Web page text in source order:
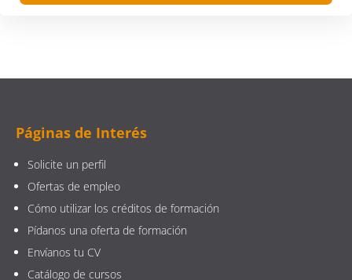
Páginas de Interés
Solicite un perfil
Ofertas de empleo
Cómo utilizar los créditos de formación
Pídanos una oferta de formación
Envíanos tu CV
Catálogo de cursos